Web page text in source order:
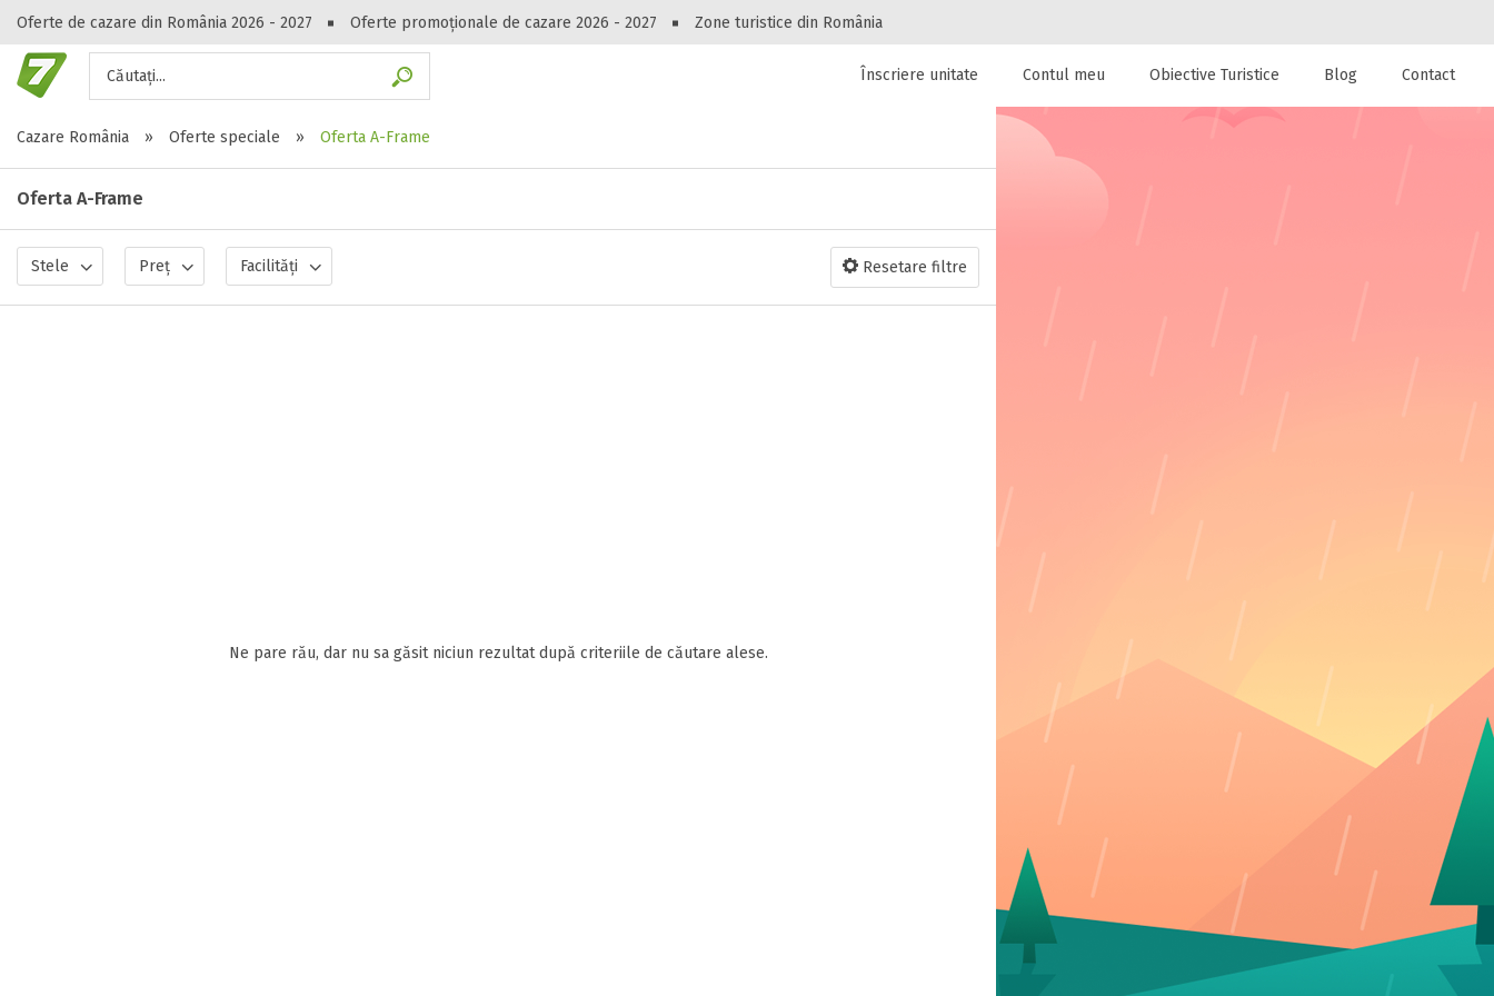
Oferte de cazare din România 2026 - 2027 Oferte promoționale de cazare 2026 - 2027 Zone turistice din România
Căutați...
Peste 10545 oferte de cazare!
Gasești hoteluri, pensiuni, vile, apartamente sau alte unitați de cazare la
Înscriere unitate Contul meu Obiective Turistice Blog Contact
Cazare România
» Oferte speciale » Oferta A-Frame
Oferta A-Frame
Stele Preț Facilități Resetare filtre
Ne pare rău, dar nu sa găsit niciun rezultat după criteriile de căutare alese.